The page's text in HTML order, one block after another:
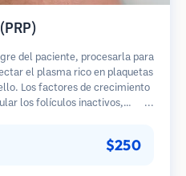
del paciente, procesarla para
el plasma rico en plaquetas
Los factores de crecimiento
los folículos inactivos,
$250